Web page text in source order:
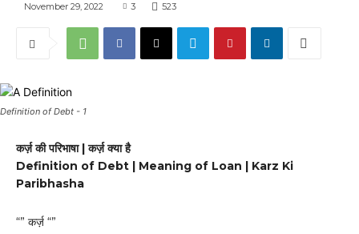
November 29, 2022 3 523
Definition of Debt - 1
कर्ज़ की परिभाषा | कर्ज़ क्या है
Definition of Debt | Meaning of Loan | Karz Ki
Paribhasha
“” कर्ज़ “”